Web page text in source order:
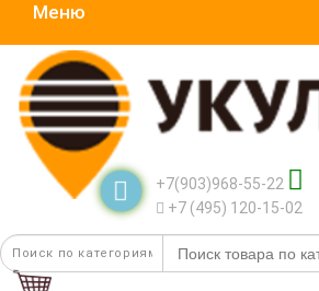
Меню
+7(903)968-55-22
+7 (495) 120-15-02